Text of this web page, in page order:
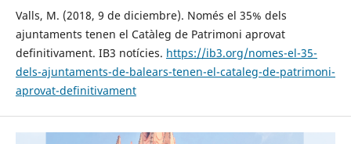
Valls, M. (2018, 9 de diciembre). Només el 35% dels
ajuntaments tenen el Catàleg de Patrimoni aprovat
definitivament. IB3 notícies. https://ib3.org/nomes-el-35-
dels-ajuntaments-de-balears-tenen-el-cataleg-de-patrimoni-
aprovat-definitivament